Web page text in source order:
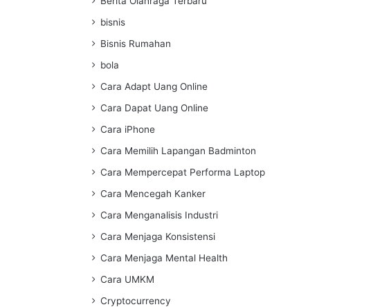
bisnis
Bisnis Rumahan
bola
Cara Adapt Uang Online
Cara Dapat Uang Online
Cara iPhone
Cara Memilih Lapangan Badminton
Cara Mempercepat Performa Laptop
Cara Mencegah Kanker
Cara Menganalisis Industri
Cara Menjaga Konsistensi
Cara Menjaga Mental Health
Cara UMKM
Cryptocurrency